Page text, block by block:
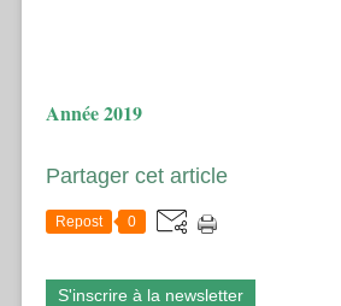
Année 2019
Partager cet article
Repost 0
S'inscrire à la newsletter